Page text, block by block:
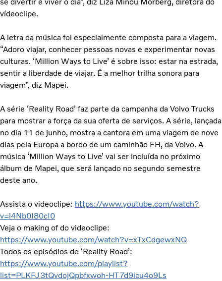
vídeoclipe.
A letra da música foi especialmente composta para a viagem.
“Adoro viajar, conhecer pessoas novas e experimentar novas
culturas. ‘Million Ways to Live’ é sobre isso: estar na estrada,
sentir a liberdade de viajar. É a melhor trilha sonora para
viagem”, diz Mapei.
A série ‘Reality Road’ faz parte da campanha da Volvo Trucks
para mostrar a força da sua oferta de serviços. A série, lançada
no dia 11 de junho, mostra a cantora em uma viagem de nove
dias pela Europa a bordo de um caminhão FH, da Volvo. A
música ‘Million Ways to Live’ vai ser incluída no próximo
álbum de Mapei, que será lançado no segundo semestre
deste ano.
Assista o videoclipe: https://www.youtube.com/watch?
v=l4Nb0I80cI0
Veja o making of do videoclipe:
https://www.youtube.com/watch?v=xTxCdgewxNQ
Todos os episódios de ‘Reality Road’:
https://www.youtube.com/playlist?
list=PLKFJ3tQvdojQpbfxwoh-HT7d9icu4o9Ls